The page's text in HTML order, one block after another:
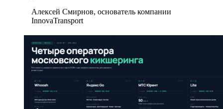
Алексей Смирнов, основатель компании
InnovaTransport